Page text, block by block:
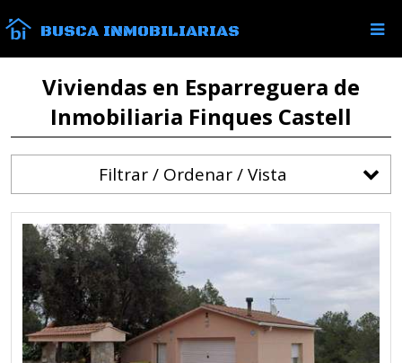
BUSCA INMOBILIARIAS
Viviendas en Esparreguera de
Inmobiliaria Finques Castell
Filtrar / Ordenar / Vista